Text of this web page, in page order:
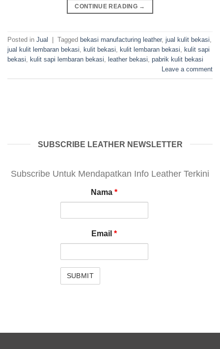
CONTINUE READING →
Posted in Jual Tagged bekasi manufacturing leather, jual kulit bekasi,
jual kulit lembaran bekasi, kulit bekasi, kulit lembaran bekasi, kulit sapi
bekasi, kulit sapi lembaran bekasi, leather bekasi, pabrik kulit bekasi
Leave a comment
SUBSCRIBE LEATHER NEWSLETTER
Subscribe Untuk Mendapatkan Info Leather Terkini
Nama *
Email *